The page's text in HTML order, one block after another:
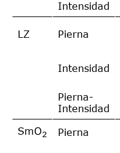
Intensidad
LZ Pierna
Intensidad
Pierna-
Intensidad
SmO2 Pierna